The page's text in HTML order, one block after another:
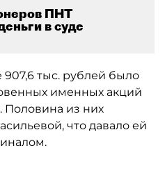
ПНТ
в суде
тыс. рублей было
именных акций
Половина из них
что давало ей